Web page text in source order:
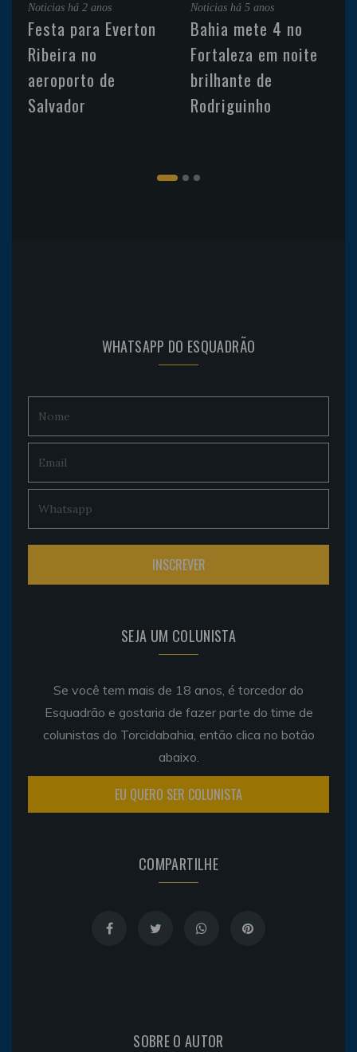
Noticias há 2 anos
Festa para Everton
Ribeira no
aeroporto de
Salvador
Noticias há 5 anos
Bahia mete 4 no
Fortaleza em noite
brilhante de
Rodriguinho
WHATSAPP DO ESQUADRÃO
SEJA UM COLUNISTA
Se você tem mais de 18 anos, é torcedor do
Esquadrão e gostaria de fazer parte do time de
colunistas do Torcidabahia, então clica no botão
abaixo.
EU QUERO SER COLUNISTA
COMPARTILHE
SOBRE O AUTOR